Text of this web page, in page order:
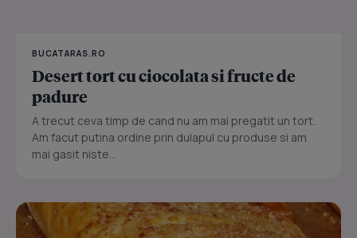
BUCATARAS.RO
Desert tort cu ciocolata si fructe de
padure
A trecut ceva timp de cand nu am mai pregatit un tort.
Am facut putina ordine prin dulapul cu produse si am
mai gasit niste...